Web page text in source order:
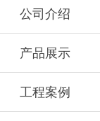
公司介绍
产品展示
工程案例